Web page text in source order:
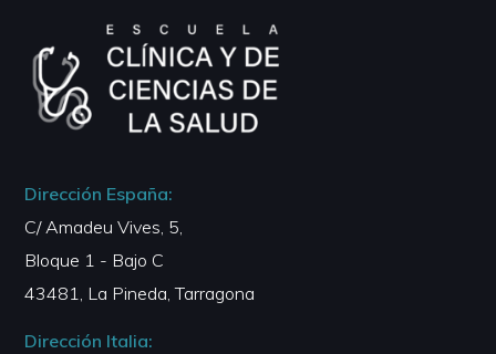
Dirección España:
C/ Amadeu Vives, 5,
Bloque 1 - Bajo C
43481, La Pineda, Tarragona
Dirección Italia: